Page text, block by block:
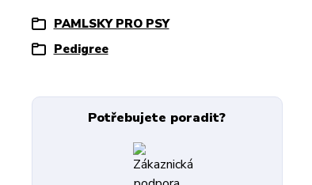
PAMLSKY PRO PSY
Pedigree
Potřebujete poradit?